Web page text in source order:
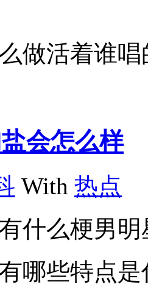
做活着谁
会怎么样
With 热点
什么梗男
哪些特点